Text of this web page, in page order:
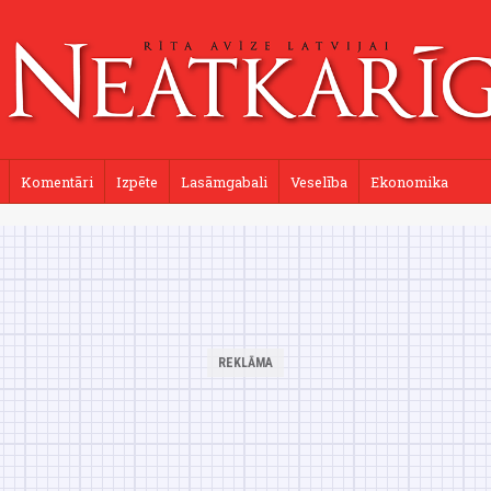
Komentāri Izpēte Lasāmgabali Veselība Ekonomika